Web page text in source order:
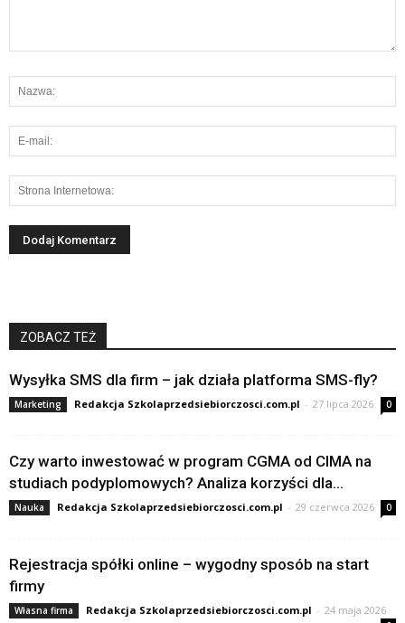
ZOBACZ TEŻ
Wysyłka SMS dla firm – jak działa platforma SMS-fly?
Marketing Redakcja Szkolaprzedsiebiorczosci.com.pl - 27 lipca 2026 0
Czy warto inwestować w program CGMA od CIMA na
studiach podyplomowych? Analiza korzyści dla...
Nauka Redakcja Szkolaprzedsiebiorczosci.com.pl - 29 czerwca 2026 0
Rejestracja spółki online – wygodny sposób na start
firmy
Własna firma Redakcja Szkolaprzedsiebiorczosci.com.pl - 24 maja 2026